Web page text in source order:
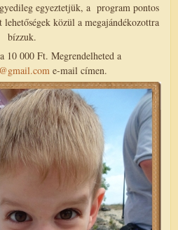
egyeztetjük, a program pontos
közül a megajándékozottra
bízzuk.
10 000 Ft. Megrendelheted a
e-mail címen.